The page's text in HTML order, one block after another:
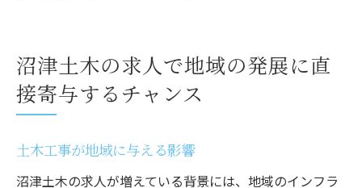
沼津土木の求人で地域の発展に直
接寄与するチャンス
土木工事が地域に与える影響
沼津土木の求人が増えている背景には、地域のインフラ